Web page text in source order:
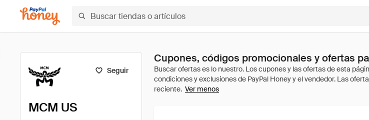
Seguir
MCM US
Cupones, códigos promocionales y ofertas
Ver menos